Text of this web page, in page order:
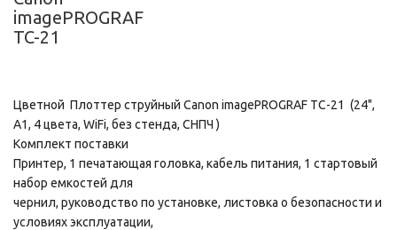
imagePROGRAF
TC-21
Цветной Плоттер струйный Canon imagePROGRAF TC-21 (24",
A1, 4 цвета, WiFi, без стенда, СНПЧ )
Комплект поставки
Принтер, 1 печатающая головка, кабель питания, 1 стартовый
набор емкостей для
чернил, руководство по установке, листовка о безопасности и
условиях эксплуатации,